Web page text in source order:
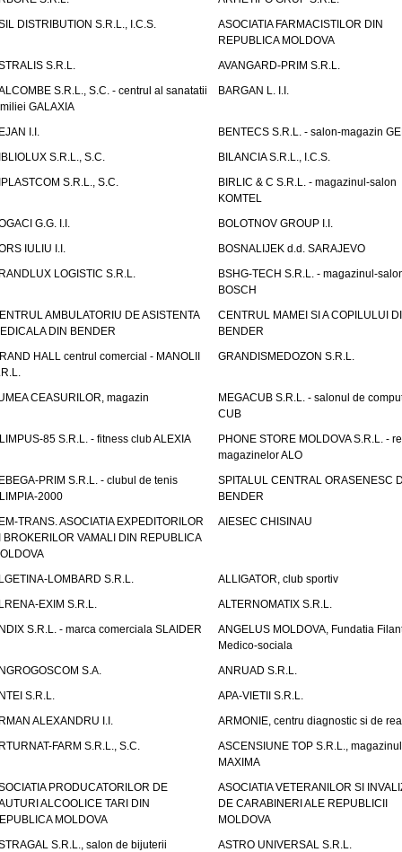
DISTRIBUTION S.R.L., I.C.S.
ASOCIATIA FARMACISTILOR DIN
REPUBLICA MOLDOVA
S.R.L.
AVANGARD-PRIM S.R.L.
S.R.L., S.C. - centrul al sanatatii
GALAXIA
BARGAN L. I.I.
I.I.
BENTECS S.R.L. - salon-magazin
S.R.L., S.C.
BILANCIA S.R.L., I.C.S.
S.R.L., S.C.
BIRLIC & C S.R.L. - magazinul-salon
KOMTEL
G.G. I.I.
BOLOTNOV GROUP I.I.
IULIU I.I.
BOSNALIJEK d.d. SARAJEVO
LOGISTIC S.R.L.
BSHG-TECH S.R.L. - magazinul-
BOSCH
AMBULATORIU DE ASISTENTA
DIN BENDER
CENTRUL MAMEI SI A COPILULUI
BENDER
HALL centrul comercial - MANOLII
GRANDISMEDOZON S.R.L.
CEASURILOR, magazin
MEGACUB S.R.L. - salonul de
CUB
85 S.R.L. - fitness club ALEXIA
PHONE STORE MOLDOVA S.R.L. -
magazinelor ALO
PRIM S.R.L. - clubul de tenis
2000
SPITALUL CENTRAL ORASENESC
BENDER
TRANS. ASOCIATIA EXPEDITORILOR
BROKERILOR VAMALI DIN REPUBLICA
AIESEC CHISINAU
LOMBARD S.R.L.
ALLIGATOR, club sportiv
EXIM S.R.L.
ALTERNOMATIX S.R.L.
S.R.L. - marca comerciala SLAIDER
ANGELUS MOLDOVA, Fundatia
Medico-sociala
S.A.
ANRUAD S.R.L.
S.R.L.
APA-VIETII S.R.L.
ALEXANDRU I.I.
ARMONIE, centru diagnostic si de
FARM S.R.L., S.C.
ASCENSIUNE TOP S.R.L., magazinul
MAXIMA
PRODUCATORILOR DE
ALCOOLICE TARI DIN
MOLDOVA
ASOCIATIA VETERANILOR SI
DE CARABINERI ALE REPUBLICII
MOLDOVA
S.R.L., salon de bijuterii
ASTRO UNIVERSAL S.R.L.